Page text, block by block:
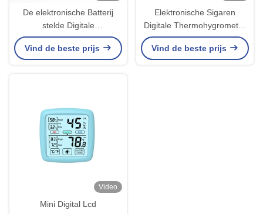
De elektronische Batterij
stelde Digitale
Thermometerhygrometer
met LCD Touch
Vind de beste prijs
Elektronische Sigaren
Digitale Thermohygrometer
met Min Max With Alarm
Manual
Vind de beste prijs
Video
Mini Digital Lcd